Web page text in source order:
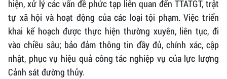
hiện, xử lý các vấn đề phức tạp liên quan đến TTATGT, trật
tự xã hội và hoạt động của các loại tội phạm. Việc triển
khai kế hoạch được thực hiện thường xuyên, liên tục, đi
vào chiều sâu; bảo đảm thông tin đầy đủ, chính xác, cập
nhật, phục vụ hiệu quả công tác nghiệp vụ của lực lượng
Cảnh sát đường thủy.